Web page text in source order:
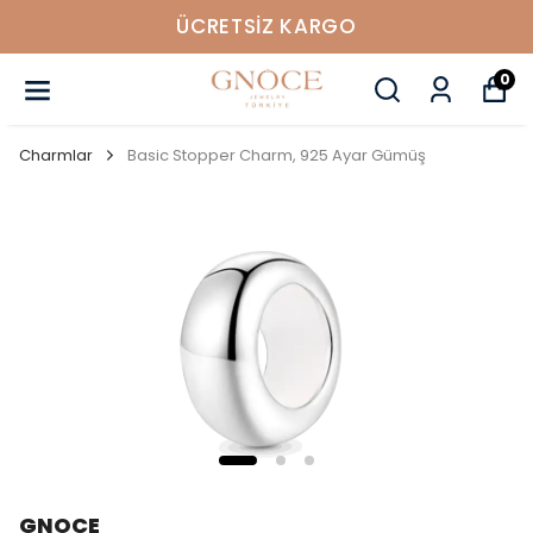
ÜCRETSIZ KARGO
0
Charmlar Basic Stopper Charm, 925 Ayar Gümüş
GNOCE